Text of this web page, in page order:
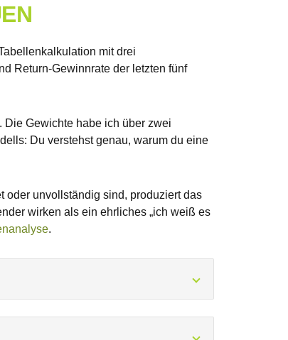
mit drei
Return-Gewinnrate der letzten fünf
Die Gewichte habe ich über zwei
Du verstehst genau, warum du eine
oder unvollständig sind, produziert das
wirken als ein ehrliches „ich weiß es
.